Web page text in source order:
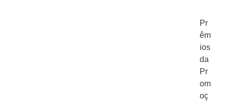
Pr
êm
ios
da
Pr
om
oç